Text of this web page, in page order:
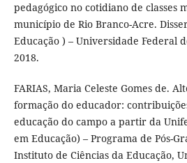
pedagógico no cotidiano de classes
município de Rio Branco-Acre.
Educação ) – Universidade Federal
2018.
FARIAS, Maria Celeste Gomes de.
formação do educador:
educação do campo a partir da
em Educação) – Programa de Pós-
Instituto de Ciências da Educação,